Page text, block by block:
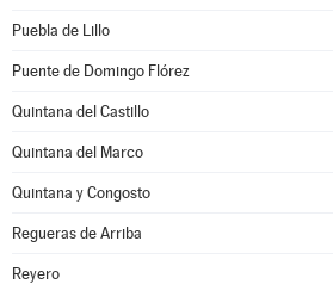
Puebla de Lillo
Puente de Domingo Flórez
Quintana del Castillo
Quintana del Marco
Quintana y Congosto
Regueras de Arriba
Reyero